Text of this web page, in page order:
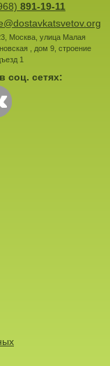
891-19-11
, Москва, улица Малая
, дом 9, строение
1
соц. сетях: